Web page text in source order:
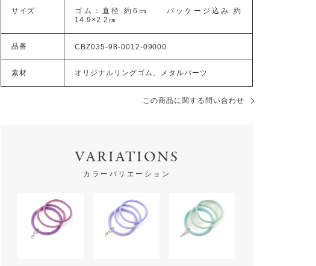
サイズ
ゴム：直径 約6㎝ パッケージ込み 約
14.9×2.2㎝
品番 CBZ035-98-0012-09000
素材 オリジナルリングゴム、メタルパーツ
この商品に関する問い合わせ
VARIATIONS
カラーバリエーション